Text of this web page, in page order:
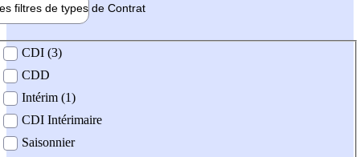
filtres de types de Contrat
contrat
CDI (3)
CDD
Intérim (1)
CDI Intérimaire
Saisonnier